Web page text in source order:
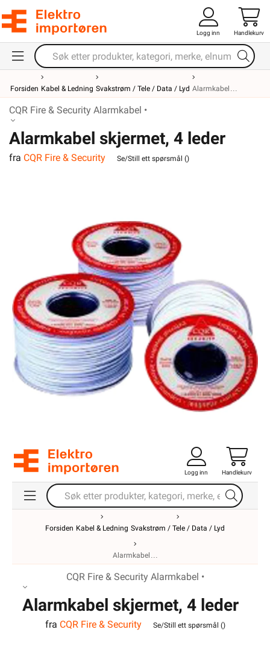
Logg inn Handlekurv
Forsiden Kabel & Ledning Svakstrøm / Tele / Data / Lyd Alarmkabel
CQR Fire & Security Alarmkabel •
Alarmkabel skjermet, 4 leder
fra CQR Fire & Security Se/Still ett spørsmål ()
Logg inn Handlekurv
Forsiden Kabel & Ledning Svakstrøm / Tele / Data / Lyd
Alarmkabel
CQR Fire & Security Alarmkabel •
Alarmkabel skjermet, 4 leder
fra CQR Fire & Security Se/Still ett spørsmål ()